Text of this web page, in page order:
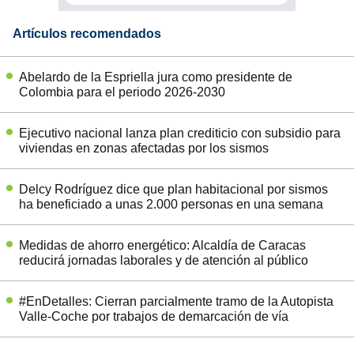
Artículos recomendados
Abelardo de la Espriella jura como presidente de
Colombia para el periodo 2026-2030
Ejecutivo nacional lanza plan crediticio con subsidio para
viviendas en zonas afectadas por los sismos
Delcy Rodríguez dice que plan habitacional por sismos
ha beneficiado a unas 2.000 personas en una semana
Medidas de ahorro energético: Alcaldía de Caracas
reducirá jornadas laborales y de atención al público
#EnDetalles: Cierran parcialmente tramo de la Autopista
Valle-Coche por trabajos de demarcación de vía